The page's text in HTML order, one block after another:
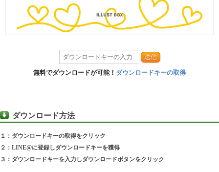
送信
無料でダウンロードが可能！ ダウンロードキーの取得
ダウンロード方法
１：ダウンロードキーの取得をクリック
２：LINE@に登録しダウンロードキーを獲得
３：ダウンロードキーを入力しダウンロードボタンをクリック